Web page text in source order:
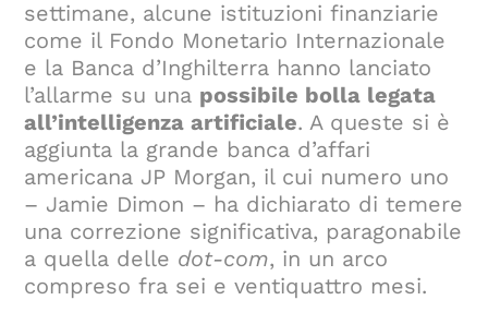
settimane, alcune istituzioni finanziarie
come il Fondo Monetario Internazionale
e la Banca d’Inghilterra hanno lanciato
l’allarme su una possibile bolla legata
all’intelligenza artificiale. A queste si è
aggiunta la grande banca d’affari
americana JP Morgan, il cui numero uno
– Jamie Dimon – ha dichiarato di temere
una correzione significativa, paragonabile
a quella delle dot-com, in un arco
compreso fra sei e ventiquattro mesi.